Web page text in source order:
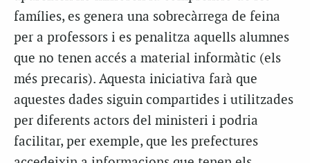
famílies, es genera una sobrecàrrega de feina
per a professors i es penalitza aquells alumnes
que no tenen accés a material informàtic (els
més precaris). Aquesta iniciativa farà que
aquestes dades siguin compartides i utilitzades
per diferents actors del ministeri i podria
facilitar, per exemple, que les prefectures